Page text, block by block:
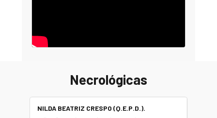
Necrológicas
NILDA BEATRIZ CRESPO (Q.E.P.D.).